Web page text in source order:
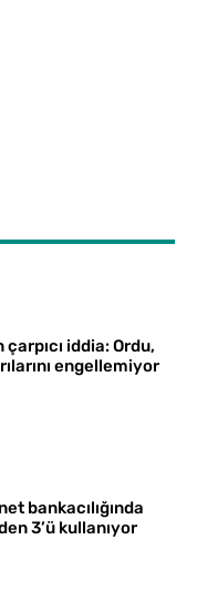
çarpıcı iddia: Ordu,
engellemiyor
bankacılığında
3’ü kullanıyor